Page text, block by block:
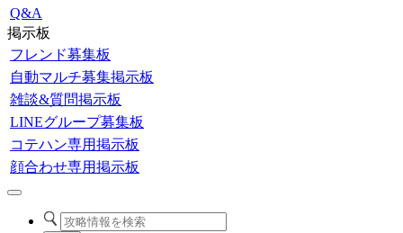
Q&A
掲示板
フレンド募集板
自動マルチ募集掲示板
雑談&質問掲示板
LINEグループ募集板
コテハン専用掲示板
顔合わせ専用掲示板